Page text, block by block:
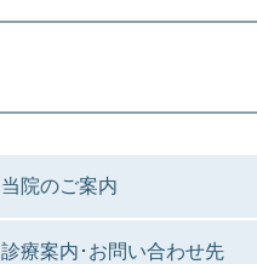
当院のご案内
診療案内･お問い合わせ先